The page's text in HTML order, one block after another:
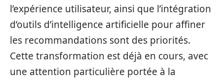
l’expérience utilisateur, ainsi que l’intégration
d’outils d’intelligence artificielle pour affiner
les recommandations sont des priorités.
Cette transformation est déjà en cours, avec
une attention particulière portée à la